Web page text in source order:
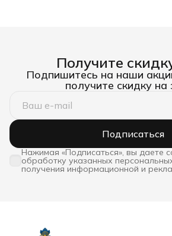
Получите
Подпишитесь на наши
получите скидку на
Подписаться
Нажимая «Подписаться», вы даете
обработку указанных
получения информационной и